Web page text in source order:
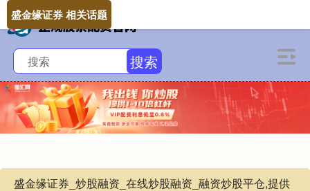
搜索
盛金缘证券_炒股融资_在线炒股融资_融资炒股平仓,提供
盛金缘证券 相关话题